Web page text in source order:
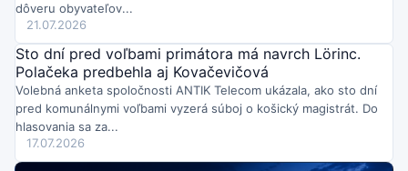
dôveru obyvateľov...
21.07.2026
Sto dní pred voľbami primátora má navrch Lörinc.
Polačeka predbehla aj Kovačevičová
Volebná anketa spoločnosti ANTIK Telecom ukázala, ako sto dní
pred komunálnymi voľbami vyzerá súboj o košický magistrát. Do
hlasovania sa za...
17.07.2026